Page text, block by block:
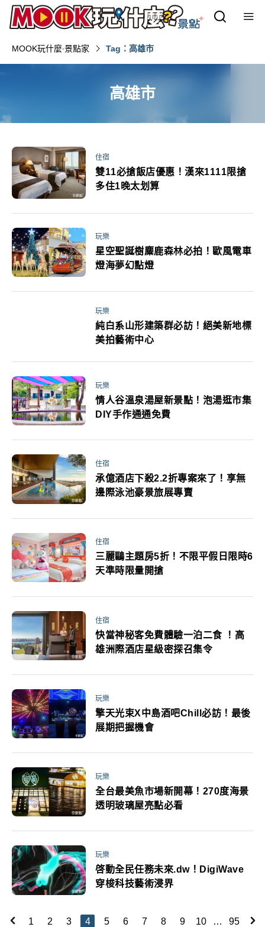
MOOK玩什麼‧景點家 Tag：高雄市
高雄市
住宿
雙11必搶飯店優惠！漢來1111限搶
多住1晚太划算
玩樂
星空聖誕樹麋鹿森林必拍！歐風電車
燈海夢幻點燈
玩樂
純白系山形建築群必訪！絕美新地標
美拍藝術中心
玩樂
情人谷溫泉湯屋新景點！泡湯逛市集
DIY手作通通免費
住宿
承億酒店下殺2.2折專案來了！享無
邊際泳池豪景旅展專賣
住宿
三麗鷗主題房5折！不限平假日限時6
天準時限量開搶
住宿
快當神秘客免費體驗一泊二食 ！高
雄洲際酒店星級密探召集令
玩樂
擎天光束X中島酒吧Chill必訪！最後
展期把握機會
玩樂
全台最美魚市場新開幕！270度海景
透明玻璃屋亮點必看
玩樂
啓動全民任務未來.dw！DigiWave
穿梭科技藝術浸界
1 2 3 4 5 6 7 8 9 10 … 95